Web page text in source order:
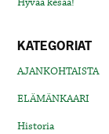
KATEGORIAT
AJANKOHTAISTA
ELÄMÄNKAARI
Historia